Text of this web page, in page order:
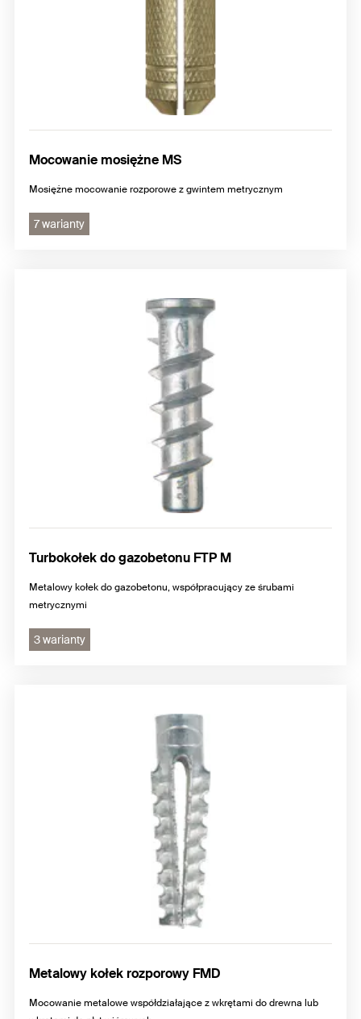
Mocowanie mosiężne MS
Mosiężne mocowanie rozporowe z gwintem metrycznym
7 warianty
Turbokołek do gazobetonu FTP M
Metalowy kołek do gazobetonu, współpracujący ze śrubami
metrycznymi
3 warianty
Metalowy kołek rozporowy FMD
Mocowanie metalowe współdziałające z wkrętami do drewna lub